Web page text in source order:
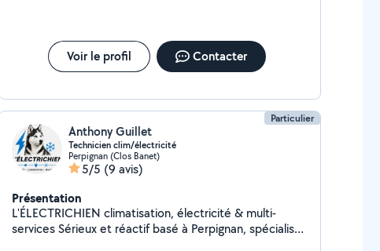
Voir le profil Contacter
Particulier
Anthony Guillet
Technicien clim/électricité
Perpignan (Clos Banet)
5/5 (9 avis)
Présentation
L'ÉLECTRICHIEN climatisation, électricité & multi-
services Sérieux et réactif basé à Perpignan, spécialisé